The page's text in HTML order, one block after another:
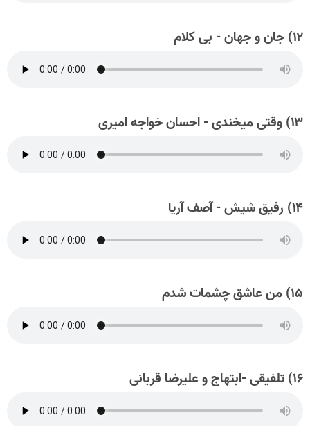
۱۲) جان و جهان - بی کلام
۱۳) وقتی میخندی - احسان خواجه امیری
۱۴) رفیق شیش - آصف آریا
۱۵) من عاشق چشمات شدم
۱۶) تلفیقی -ابتهاج و علیرضا قربانی